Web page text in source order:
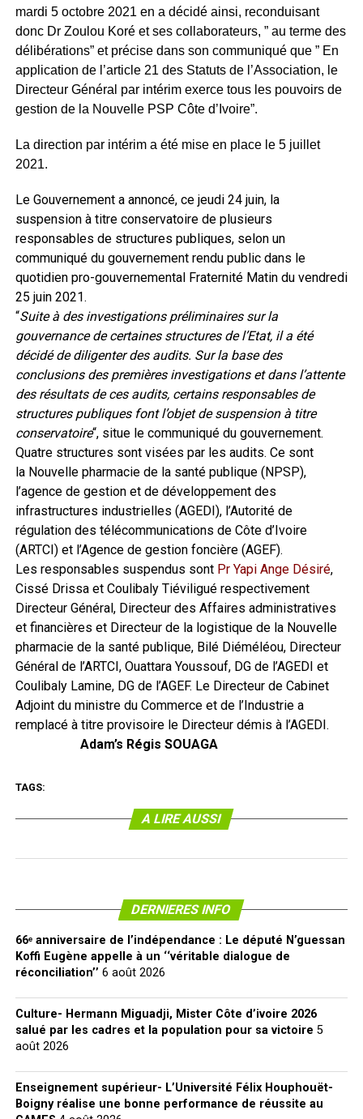
mardi 5 octobre 2021 en a décidé ainsi, reconduisant
donc Dr Zoulou Koré et ses collaborateurs, ” au terme des
délibérations” et précise dans son communiqué que ” En
application de l’article 21 des Statuts de l’Association, le
Directeur Général par intérim exerce tous les pouvoirs de
gestion de la Nouvelle PSP Côte d’Ivoire”.
La direction par intérim a été mise en place le 5 juillet
2021.
Le Gouvernement a annoncé, ce jeudi 24 juin, la
suspension à titre conservatoire de plusieurs
responsables de structures publiques, selon un
communiqué du gouvernement rendu public dans le
quotidien pro-gouvernemental Fraternité Matin du vendredi
25 juin 2021.
“Suite à des investigations préliminaires sur la
gouvernance de certaines structures de l’Etat, il a été
décidé de diligenter des audits. Sur la base des
conclusions des premières investigations et dans l’attente
des résultats de ces audits, certains responsables de
structures publiques font l’objet de suspension à titre
conservatoire“, situe le communiqué du gouvernement.
Quatre structures sont visées par les audits. Ce sont
la Nouvelle pharmacie de la santé publique (NPSP),
l’agence de gestion et de développement des
infrastructures industrielles (AGEDI), l’Autorité de
régulation des télécommunications de Côte d’Ivoire
(ARTCI) et l’Agence de gestion foncière (AGEF).
Les responsables suspendus sont Pr Yapi Ange Désiré,
Cissé Drissa et Coulibaly Tiéviligué respectivement
Directeur Général, Directeur des Affaires administratives
et financières et Directeur de la logistique de la Nouvelle
pharmacie de la santé publique, Bilé Diéméléou, Directeur
Général de l’ARTCI, Ouattara Youssouf, DG de l’AGEDI et
Coulibaly Lamine, DG de l’AGEF. Le Directeur de Cabinet
Adjoint du ministre du Commerce et de l’Industrie a
remplacé à titre provisoire le Directeur démis à l’AGEDI.
Adam’s Régis SOUAGA
TAGS:
A LIRE AUSSI
DERNIERES INFO
66ᵉ anniversaire de l’indépendance : Le député N’guessan
Koffi Eugène appelle à un ‘‘véritable dialogue de
réconciliation’’ 6 août 2026
Culture- Hermann Miguadji, Mister Côte d’ivoire 2026
salué par les cadres et la population pour sa victoire 5
août 2026
Enseignement supérieur- L’Université Félix Houphouët-
Boigny réalise une bonne performance de réussite au